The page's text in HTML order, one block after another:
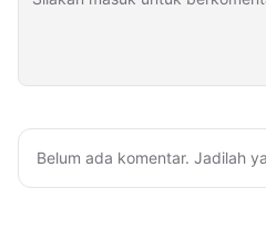
Belum ada komentar. Jadilah